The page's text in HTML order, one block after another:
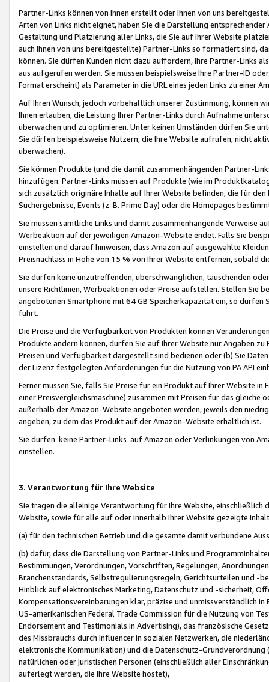
Partner-Links können von Ihnen erstellt oder Ihnen von uns
Arten von Links nicht eignet, haben Sie die Darstellung
Gestaltung und Platzierung aller Links, die Sie auf Ihrer Website
auch Ihnen von uns bereitgestellte) Partner-Links so formatiert sind,
können. Sie dürfen Kunden nicht dazu auffordern, Ihre Partner-Links
aus aufgerufen werden. Sie müssen beispielsweise Ihre Partner-ID
Format erscheint) als Parameter in die URL eines jeden Links zu einer
Auf Ihren Wunsch, jedoch vorbehaltlich unserer Zustimmung, können
Ihnen erlauben, die Leistung Ihrer Partner-Links durch Aufnahme
überwachen und zu optimieren. Unter keinen Umständen dürfen Sie
Sie dürfen beispielsweise Nutzern, die Ihre Website aufrufen, nicht
überwachen).
Sie können Produkte (und die damit zusammenhängenden Partner-
hinzufügen. Partner-Links müssen auf Produkte (wie im
sich zusätzlich originäre Inhalte auf Ihrer Website befinden, die für
Suchergebnisse, Events (z. B. Prime Day) oder die Homepages
Sie müssen sämtliche Links und damit zusammenhängende
Werbeaktion auf der jeweiligen Amazon-Website endet. Falls Sie
einstellen und darauf hinweisen, dass Amazon auf ausgewählte
Preisnachlass in Höhe von 15 % von Ihrer Website entfernen, sobald
Sie dürfen keine unzutreffenden, überschwänglichen, täuschenden
unsere Richtlinien, Werbeaktionen oder Preise aufstellen. Stellen Sie
angebotenen Smartphone mit 64 GB Speicherkapazität ein, so dürfen
führt.
Die Preise und die Verfügbarkeit von Produkten können
Produkte ändern können, dürfen Sie auf Ihrer Website nur Angaben
Preisen und Verfügbarkeit dargestellt sind bedienen oder (b) Sie
der Lizenz festgelegten Anforderungen für die Nutzung von PA API
Ferner müssen Sie, falls Sie Preise für ein Produkt auf Ihrer Website
einer Preisvergleichsmaschine) zusammen mit Preisen für das
außerhalb der Amazon-Website angeboten werden, jeweils den
angeben, zu dem das Produkt auf der Amazon-Website erhältlich ist.
Sie dürfen keine Partner-Links auf Amazon oder Verlinkungen von
einstellen.
3. Verantwortung für Ihre Website
Sie tragen die alleinige Verantwortung für Ihre Website,
Website, sowie für alle auf oder innerhalb Ihrer Website gezeigte
(a) für den technischen Betrieb und die gesamte damit verbundene
(b) dafür, dass die Darstellung von Partner-Links und
Bestimmungen, Verordnungen, Vorschriften, Regelungen,
Branchenstandards, Selbstregulierungsregeln, Gerichtsurteilen und -
Hinblick auf elektronisches Marketing, Datenschutz und -sicherheit,
Kompensationsvereinbarungen klar, präzise und unmissverständlich
US-amerikanischen Federal Trade Commission für die Nutzung von
Endorsement and Testimonials in Advertising), das französische
des Missbrauchs durch Influencer in sozialen Netzwerken, die
elektronische Kommunikation) und die Datenschutz-
natürlichen oder juristischen Personen (einschließlich aller
auferlegt werden, die Ihre Website hostet),